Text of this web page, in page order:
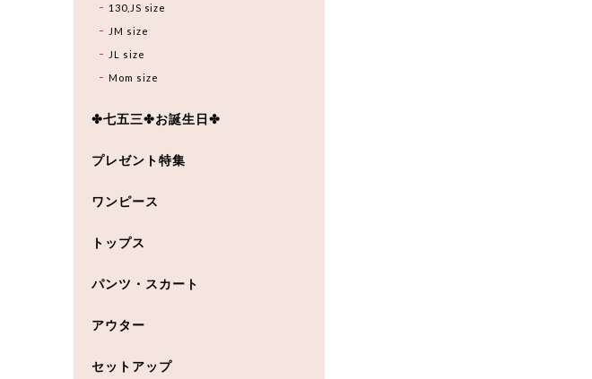
130,JS size
JM size
JL size
Mom size
✤七五三✤お誕生日✤
プレゼント特集
ワンピース
トップス
パンツ・スカート
アウター
セットアップ